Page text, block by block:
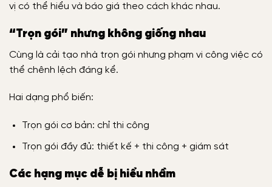
vị có thể hiểu và báo giá theo cách khác nhau.
“Trọn gói” nhưng không giống nhau
Cùng là cải tạo nhà trọn gói nhưng phạm vi công việc có
thể chênh lệch đáng kể.
Hai dạng phổ biến:
Trọn gói cơ bản: chỉ thi công
Trọn gói đầy đủ: thiết kế + thi công + giám sát
Các hạng mục dễ bị hiểu nhầm